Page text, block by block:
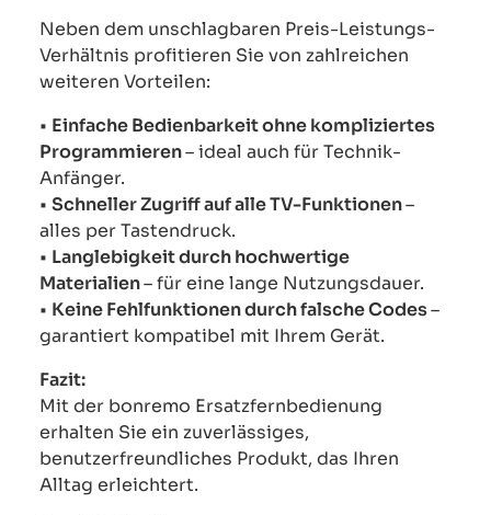
Neben dem unschlagbaren Preis-Leistungs-
Verhältnis profitieren Sie von zahlreichen
weiteren Vorteilen:
• Einfache Bedienbarkeit ohne kompliziertes
Programmieren– ideal auch für Technik-
Anfänger.
• Schneller Zugriff auf alle TV-Funktionen–
alles per Tastendruck.
• Langlebigkeit durch hochwertige
Materialien– für eine lange Nutzungsdauer.
• Keine Fehlfunktionen durch falsche Codes–
garantiert kompatibel mit Ihrem Gerät.
Fazit:
Mit der bonremo Ersatzfernbedienung
erhalten Sie ein zuverlässiges,
benutzerfreundliches Produkt, das Ihren
Alltag erleichtert.